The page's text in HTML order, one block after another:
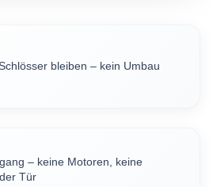
bleiben – kein Umbau
– keine Motoren, keine
Tür